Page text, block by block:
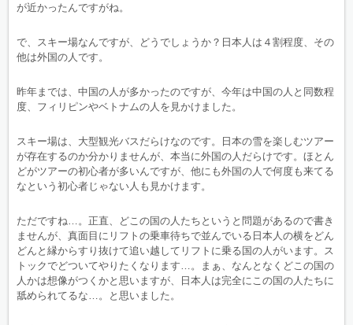
が近かったんですがね。
で、スキー場なんですが、どうでしょうか？日本人は４割程度、その
他は外国の人です。
昨年までは、中国の人が多かったのですが、今年は中国の人と同数程
度、フィリピンやベトナムの人を見かけました。
スキー場は、大型観光バスだらけなのです。日本の雪を楽しむツアー
が存在するのか分かりませんが、本当に外国の人だらけです。ほとん
どがツアーの初心者が多いんですが、他にも外国の人で何度も来てる
なという初心者じゃない人も見かけます。
ただですね…。正直、どこの国の人たちというと問題があるので書き
ませんが、真面目にリフトの乗車待ちで並んでいる日本人の横をどん
どんと縁からすり抜けて追い越してリフトに乗る国の人がいます。ス
トックでどついてやりたくなります…。まぁ、なんとなくどこの国の
人かは想像がつくかと思いますが、日本人は完全にこの国の人たちに
舐められてるな…。と思いました。